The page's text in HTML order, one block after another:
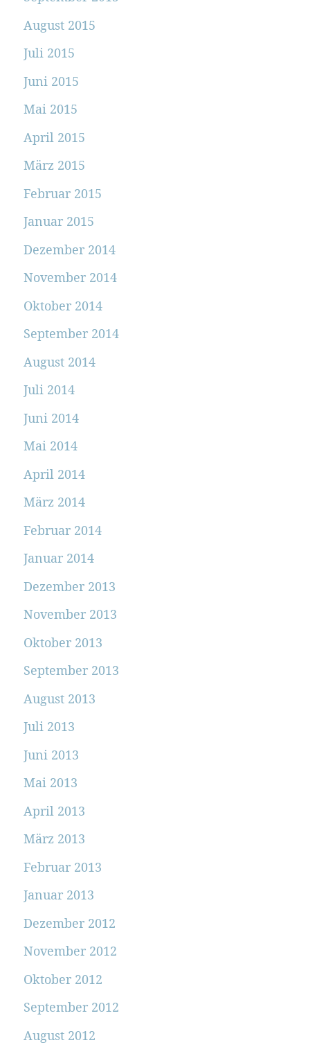
August 2015
Juli 2015
Juni 2015
Mai 2015
April 2015
März 2015
Februar 2015
Januar 2015
Dezember 2014
November 2014
Oktober 2014
September 2014
August 2014
Juli 2014
Juni 2014
Mai 2014
April 2014
März 2014
Februar 2014
Januar 2014
Dezember 2013
November 2013
Oktober 2013
September 2013
August 2013
Juli 2013
Juni 2013
Mai 2013
April 2013
März 2013
Februar 2013
Januar 2013
Dezember 2012
November 2012
Oktober 2012
September 2012
August 2012